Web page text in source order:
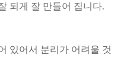
되게 잘 만들어 집니다.
있어서 분리가 어려울 것